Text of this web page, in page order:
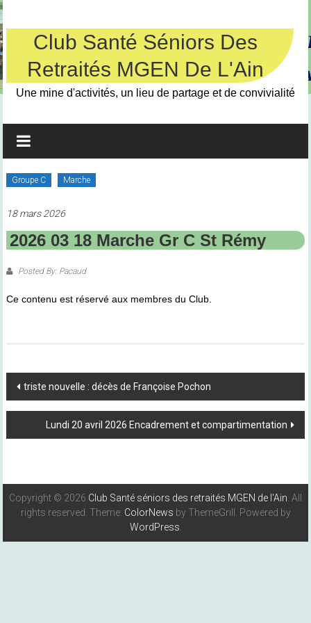
Skip
to
contentClub Santé Séniors Des
Retraités MGEN De L'Ain
Une mine d'activités, un lieu de partage et de convivialité
Groupe C Marche
18 mars 2026
2026 03 18 Marche Gr C St Rémy
Posted By: Pacaud
Ce contenu est réservé aux membres du Club.
Post
Navigation
triste nouvelle : décès de Françoise Pochon
Lundi 20 avril 2026 Encadrement et compartimentation
Copyright © 2026 Club Santé séniors des retraités MGEN de l'Ain . All
rights reserved. Theme: ColorNews by ThemeGrill. Powered by
WordPress